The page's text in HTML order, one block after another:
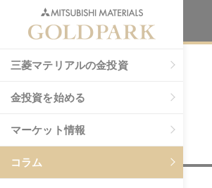
三菱マテリアルの金投資
金投資を始める
マーケット情報
コラム